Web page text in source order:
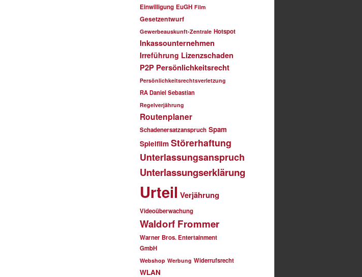
Einwilligung EuGH Film
Gesetzentwurf
Gewerbeauskunft-Zentrale Hotspot
Inkassounternehmen
Irreführung Lizenzschaden
P2P Persönlichkeitsrecht
Persönlichkeitsrechtsverletzung
RA Daniel Sebastian
Regelverjährung
Routenplaner
Schadenersatzanspruch Spam
Spielfilm Störerhaftung
Unterlassungsanspruch
Unterlassungserklärung
Urteil Verjährung
Videoüberwachung
Waldorf Frommer
Warner Bros. Entertainment
GmbH
Webshop Werbung Widerrufsrecht
WLAN